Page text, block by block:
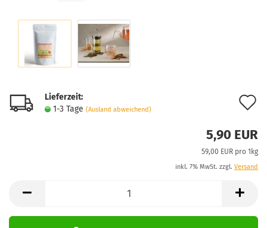
Lieferzeit:
1-3 Tage (Ausland abweichend)
5,90 EUR
59,00 EUR pro 1kg
inkl. 7% MwSt. zzgl. Versand